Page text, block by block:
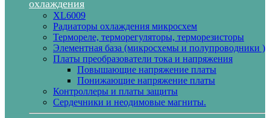
охлаждения
XL6009
Радиаторы охлаждения микросхем
Термореле, терморегуляторы, терморезисторы
Элементная база (микросхемы и полупроводники )
Платы преобразователи тока и напряжения
Повышающие напряжение платы
Понижающие напряжение платы
Контроллеры и платы защиты
Сердечники и неодимовые магниты.